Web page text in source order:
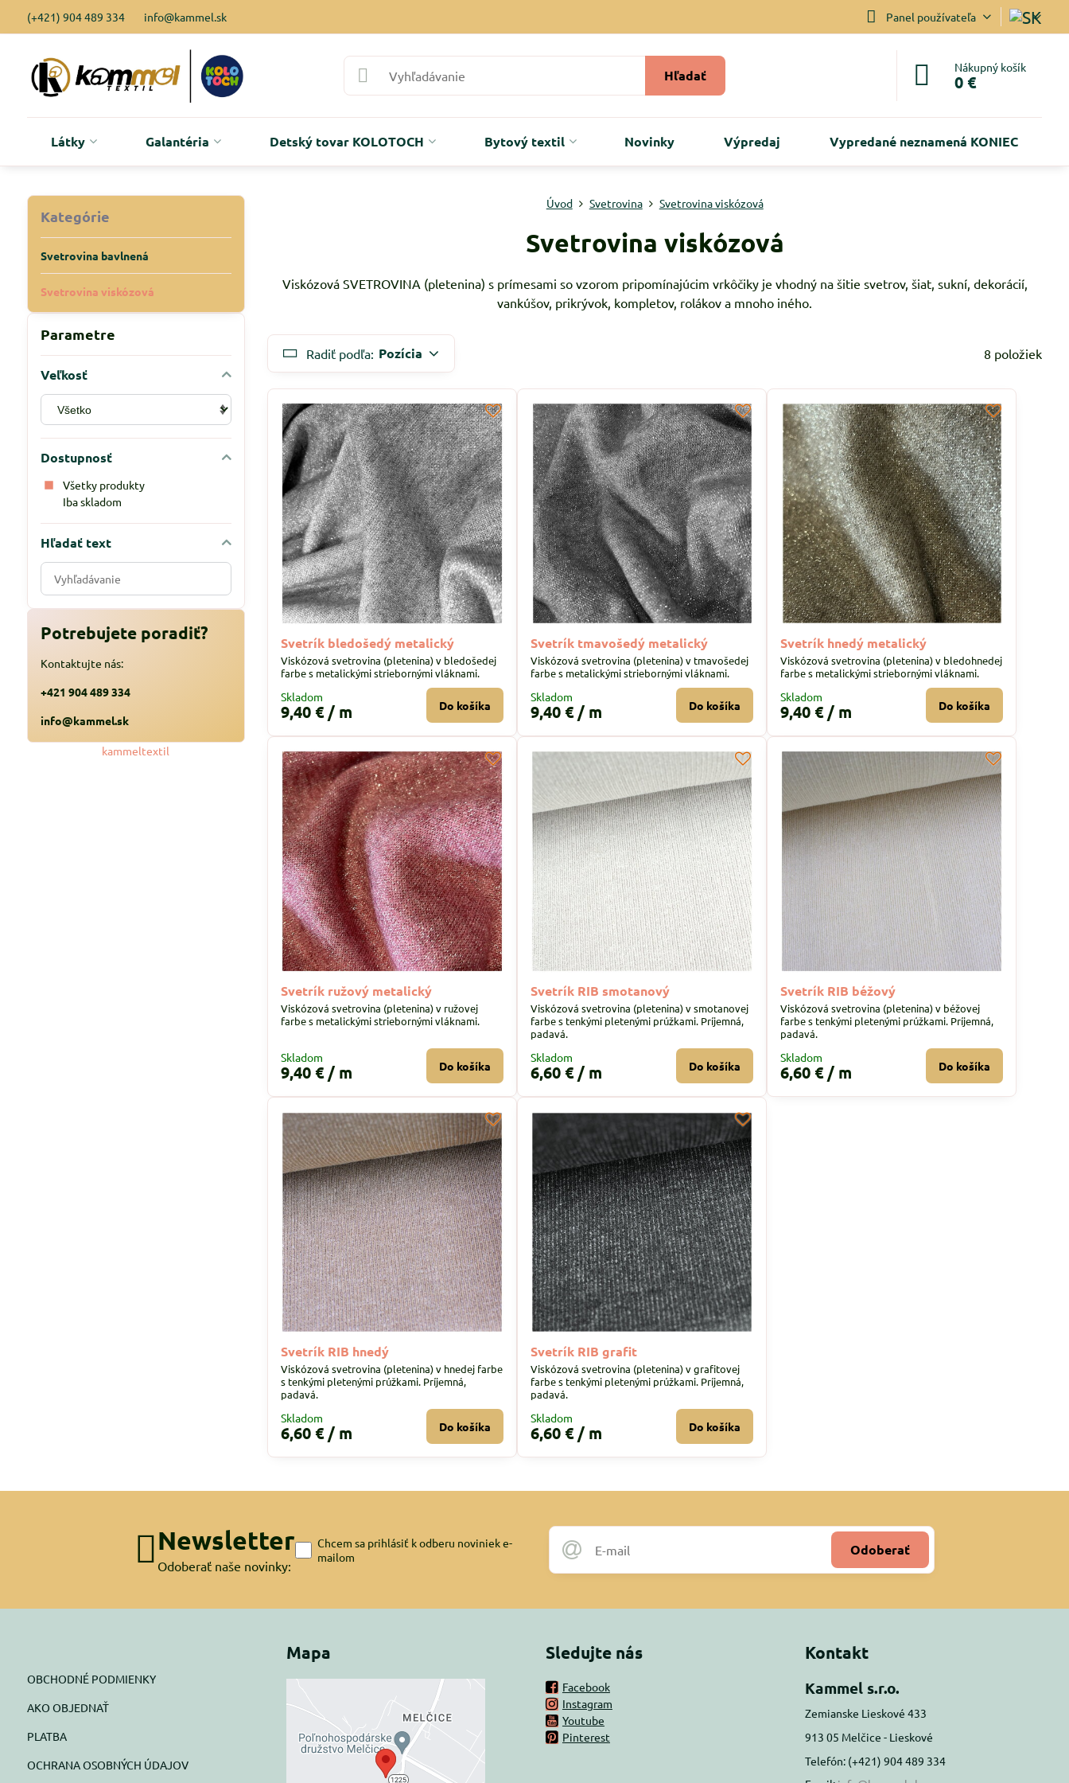
(+421) 904 489 334 info@kammel.sk Panel používateľa
Hľadať Nákupný košík
0 €
Látky Galantéria Detský tovar KOLOTOCH Bytový textil Novinky Výpredaj Vypredané neznamená KONIEC
Úvod Svetrovina Svetrovina viskózová
Svetrovina viskózová
Viskózová SVETROVINA (pletenina) s prímesami so vzorom pripomínajúcim vrkôčiky je vhodný na šitie svetrov, šiat, sukní, dekorácií,
vankúšov, prikrývok, kompletov, rolákov a mnoho iného.
Radiť podľa: Pozícia 8 položiek
Svetrík bledošedý metalický
Viskózová svetrovina (pletenina) v bledošedej
farbe s metalickými striebornými vláknami.
Skladom
9,40 €/ m Do košíka
Svetrík tmavošedý metalický
Viskózová svetrovina (pletenina) v tmavošedej
farbe s metalickými striebornými vláknami.
Skladom
9,40 €/ m Do košíka
Svetrík hnedý metalický
Viskózová svetrovina (pletenina) v bledohnedej
farbe s metalickými striebornými vláknami.
Skladom
9,40 €/ m Do košíka
Svetrík ružový metalický
Viskózová svetrovina (pletenina) v ružovej
farbe s metalickými striebornými vláknami.
Skladom
9,40 €/ m Do košíka
Svetrík RIB smotanový
Viskózová svetrovina (pletenina) v smotanovej
farbe s tenkými pletenými prúžkami. Príjemná,
padavá.
Skladom
6,60 €/ m Do košíka
Svetrík RIB béžový
Viskózová svetrovina (pletenina) v béžovej
farbe s tenkými pletenými prúžkami. Príjemná,
padavá.
Skladom
6,60 €/ m Do košíka
Svetrík RIB hnedý
Viskózová svetrovina (pletenina) v hnedej farbe
s tenkými pletenými prúžkami. Príjemná,
padavá.
Skladom
6,60 €/ m Do košíka
Svetrík RIB grafit
Viskózová svetrovina (pletenina) v grafitovej
farbe s tenkými pletenými prúžkami. Príjemná,
padavá.
Skladom
6,60 €/ m Do košíka
Parametre
Veľkosť
Dostupnosť
Všetky produkty
Iba skladom
Hľadať text
Prehľadať
výsledky
filtra
fulltextom
Potrebujete poradiť?
Kontaktujte nás:
+421 904 489 334
info@kammel.sk
Kategórie
Svetrovina bavlnená
Svetrovina viskózová
kammeltextil
Newsletter
Odoberať naše novinky:
Odoberať
Chcem sa prihlásiť k odberu noviniek e-
mailom
OBCHODNÉ PODMIENKY
AKO OBJEDNAŤ
PLATBA
OCHRANA OSOBNÝCH ÚDAJOV
Mapa
Externý obsah je
blokovaný Voľbami
súkromia
Sledujte nás
Facebook
Instagram
Youtube
Pinterest
Kontakt
Kammel s.r.o.
Zemianske Lieskové 433
913 05 Melčice - Lieskové
Telefón: (+421) 904 489 334